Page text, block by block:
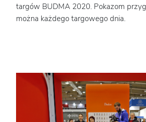
targów BUDMA 2020. Pokazom
można każdego targowego dnia.